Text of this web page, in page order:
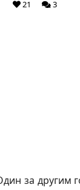
21 3
за другим